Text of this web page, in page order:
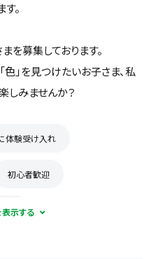
。
を募集しております。
」を見つけたいお子さま、私
しみませんか？
体験受け入れ
初心者歓迎
習